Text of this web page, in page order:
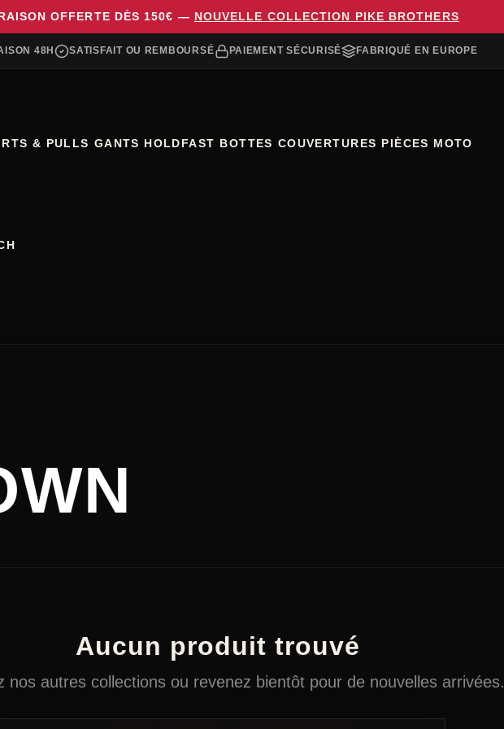
OFFERTE DÈS 150€ — NOUVELLE COLLECTION PIKE BROTHERS
48H SATISFAIT OU REMBOURSÉ PAIEMENT SÉCURISÉ FABRIQUÉ EN EUROPE
& PULLS GANTS HOLDFAST BOTTES COUVERTURES PIÈCES MOTO
Aucun produit trouvé
nos autres collections ou revenez bientôt pour de nouvelles arrivées.